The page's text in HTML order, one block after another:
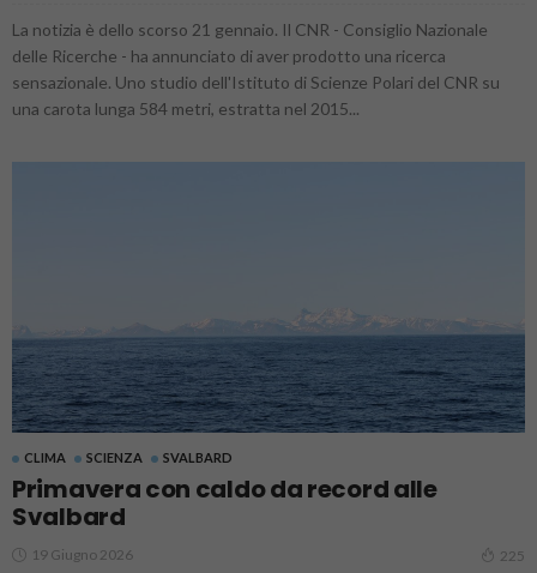
La notizia è dello scorso 21 gennaio. Il CNR - Consiglio Nazionale
delle Ricerche - ha annunciato di aver prodotto una ricerca
sensazionale. Uno studio dell'Istituto di Scienze Polari del CNR su
una carota lunga 584 metri, estratta nel 2015...
CLIMA SCIENZA SVALBARD
Primavera con caldo da record alle
Svalbard
19 Giugno 2026 225